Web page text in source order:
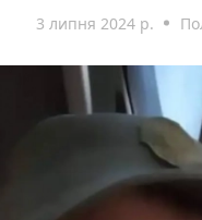
3 липня 2024 р.